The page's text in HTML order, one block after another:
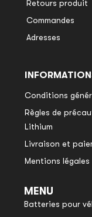
Retours produit
Commandes
Adresses
Conditions
Règles de
Lithium
Livraison et
Mentions légales
MENU
Batteries pour